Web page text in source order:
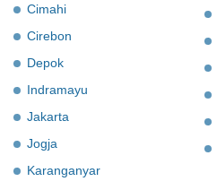
Cimahi
Cirebon
Depok
Indramayu
Jakarta
Jogja
Karanganyar